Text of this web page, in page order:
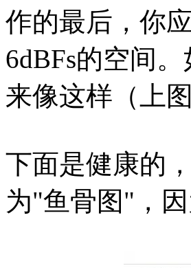
作的最后，你
6dBFs的空间
来像这样（上
下面是健康的
为"鱼骨图"，